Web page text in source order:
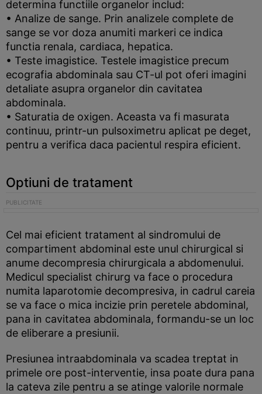
determina functiile organelor includ:
• Analize de sange. Prin analizele complete de
sange se vor doza anumiti markeri ce indica
functia renala, cardiaca, hepatica.
• Teste imagistice. Testele imagistice precum
ecografia abdominala sau CT-ul pot oferi imagini
detaliate asupra organelor din cavitatea
abdominala.
• Saturatia de oxigen. Aceasta va fi masurata
continuu, printr-un pulsoximetru aplicat pe deget,
pentru a verifica daca pacientul respira eficient.
Optiuni de tratament
Cel mai eficient tratament al sindromului de
compartiment abdominal este unul chirurgical si
anume decompresia chirurgicala a abdomenului.
Medicul specialist chirurg va face o procedura
numita laparotomie decompresiva, in cadrul careia
se va face o mica incizie prin peretele abdominal,
pana in cavitatea abdominala, formandu-se un loc
de eliberare a presiunii.
Presiunea intraabdominala va scadea treptat in
primele ore post-interventie, insa poate dura pana
la cateva zile pentru a se atinge valorile normale